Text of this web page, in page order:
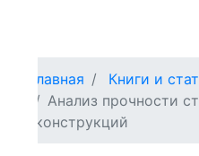
Книги и статьи
Анализ прочности